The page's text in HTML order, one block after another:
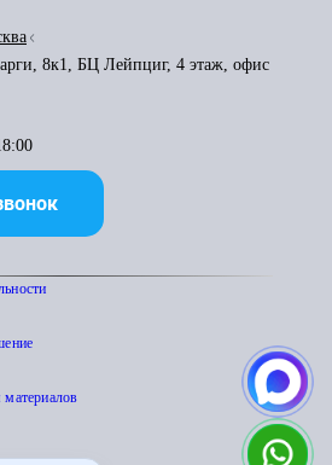
8к1, БЦ Лейпциг, 4 этаж, офис
материалов